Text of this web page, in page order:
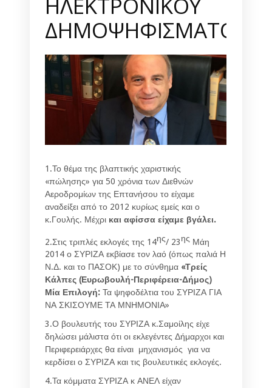
ΔΗΜΟΨΗΦΙΣΜΑΤΟΣ
1.Το θέμα της βλαπτικής χαριστικής
«πώλησης» για 50 χρόνια των Διεθνών
Αεροδρομίων της Επτανήσου το είχαμε
αναδείξει από το 2012 κυρίως εμείς και ο
κ.Γουλής. Μέχρι και αφίσσα είχαμε βγάλει.
2.Στις τριπλές εκλογές της 14ης/ 23ης Μάη
2014 ο ΣΥΡΙΖΑ εκβίασε τον λαό (όπως παλιά Η
Ν.Δ. και το ΠΑΣΟΚ) με το σύνθημα «Τρείς
Κάλπες (Ευρωβουλή-Περιφέρεια-Δήμος)
Μία Επιλογή: Τα ψηφοδέλτια του ΣΥΡΙΖΑ ΓΙΑ
ΝΑ ΣΚΙΣΟΥΜΕ ΤΑ ΜΝΗΜΟΝΙΑ»
3.Ο βουλευτής του ΣΥΡΙΖΑ κ.Σαμοίλης είχε
δηλώσει μάλιστα ότι οι εκλεγέντες Δήμαρχοι και
Περιφερειάρχες θα είναι μηχανισμός για να
κερδίσει ο ΣΥΡΙΖΑ και τις βουλευτικές εκλογές.
4.Τα κόμματα ΣΥΡΙΖΑ κ ΑΝΕΛ είχαν